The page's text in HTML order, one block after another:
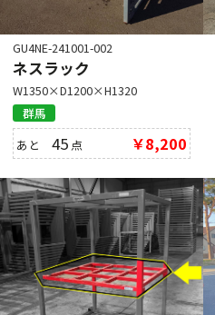
GU4NE-241001-002
ネスラック
W1350×D1200×H1320
群馬
あと45 点 ￥8,200